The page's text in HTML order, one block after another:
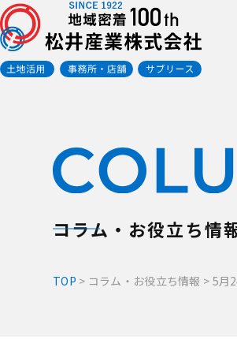
コラム・お役立ち情
TOP > コラム・お役立ち情報 > 5月